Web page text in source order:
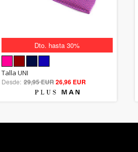
Dto. hasta 30%
out of 5
Talla UNI
Desde: 29,95 EUR26,96 EUR